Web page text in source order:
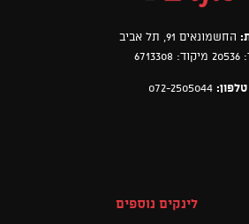
החשמונאים 91, תל אביב
טלפון: 072-2505044
לינקים נוספים